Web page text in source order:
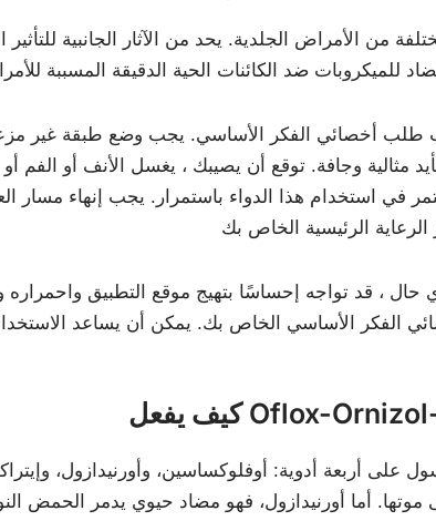
مثالية وجافة. توقع أن يصيبك ، يغسل الأنف أو الفم
في استخدام هذا الدواء باستمرار. يجب إنهاء مسار
، قد تواجه إحساسًا بتهيج موقع التطبيق
على أربعة أدوية: أوفلوكساسين، وأورنيدازول،
موتها. أما أورنيدازول، فهو مضاد حيوي يدمر الحمض